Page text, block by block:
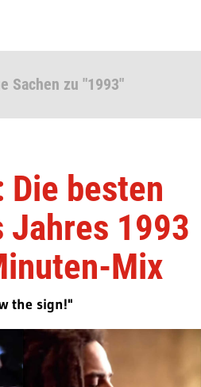
Sachen zu "1993"
Die besten
Jahres 1993
Mix
the sign!"